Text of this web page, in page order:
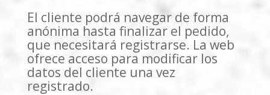
El cliente podrá navegar de forma
anónima hasta finalizar el pedido,
que necesitará registrarse. La web
ofrece acceso para modificar los
datos del cliente una vez
registrado.